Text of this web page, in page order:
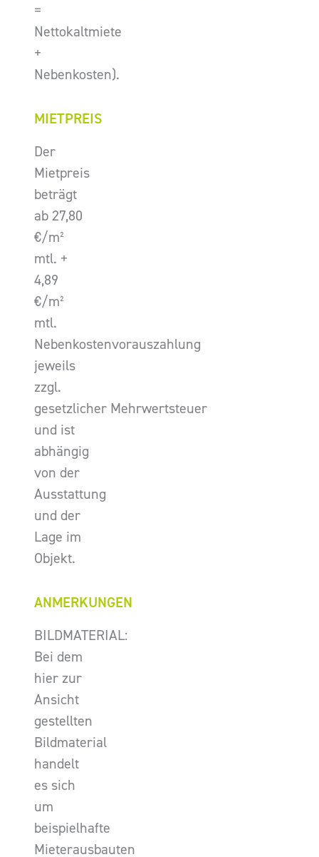
=
Nettokaltmiete
+
Nebenkosten).
MIETPREIS
Der
Mietpreis
beträgt
ab 27,80
€/m²
mtl. +
4,89
€/m²
mtl.
Nebenkostenvorauszahlung
jeweils
zzgl.
gesetzlicher Mehrwertsteuer
und ist
abhängig
von der
Ausstattung
und der
Lage im
Objekt.
ANMERKUNGEN
BILDMATERIAL:
Bei dem
hier zur
Ansicht
gestellten
Bildmaterial
handelt
es sich
um
beispielhafte
Mieterausbauten